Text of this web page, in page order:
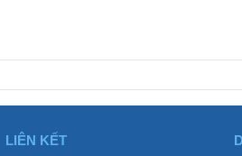
LIÊN KẾT